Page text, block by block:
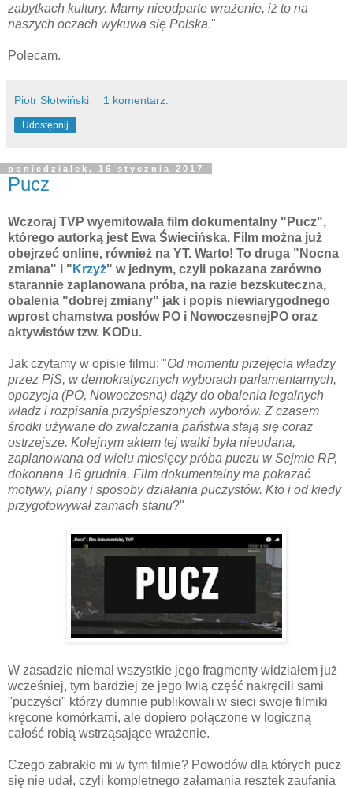
zabytkach kultury. Mamy nieodparte wrażenie, iż to na
naszych oczach wykuwa się Polska."
Polecam.
Piotr Słotwiński 1 komentarz:
Udostępnij
poniedziałek, 16 stycznia 2017
Pucz
Wczoraj TVP wyemitowała film dokumentalny "Pucz",
którego autorką jest Ewa Świecińska. Film można już
obejrzeć online, również na YT. Warto! To druga "Nocna
zmiana" i " Krzyż" w jednym, czyli pokazana zarówno
starannie zaplanowana próba, na razie bezskuteczna,
obalenia "dobrej zmiany" jak i popis niewiarygodnego
wprost chamstwa posłów PO i NowoczesnejPO oraz
aktywistów tzw. KODu.
Jak czytamy w opisie filmu: "Od momentu przejęcia władzy
przez PiS, w demokratycznych wyborach parlamentarnych,
opozycja (PO, Nowoczesna) dąży do obalenia legalnych
władz i rozpisania przyśpieszonych wyborów. Z czasem
środki używane do zwalczania państwa stają się coraz
ostrzejsze. Kolejnym aktem tej walki była nieudana,
zaplanowana od wielu miesięcy próba puczu w Sejmie RP,
dokonana 16 grudnia. Film dokumentalny ma pokazać
motywy, plany i sposoby działania puczystów. Kto i od kiedy
przygotowywał zamach stanu?"
W zasadzie niemal wszystkie jego fragmenty widziałem już
wcześniej, tym bardziej że jego lwią część nakręcili sami
"puczyści" którzy dumnie publikowali w sieci swoje filmiki
kręcone komórkami, ale dopiero połączone w logiczną
całość robią wstrząsające wrażenie.
Czego zabrakło mi w tym filmie? Powodów dla których pucz
się nie udał, czyli kompletnego załamania resztek zaufania